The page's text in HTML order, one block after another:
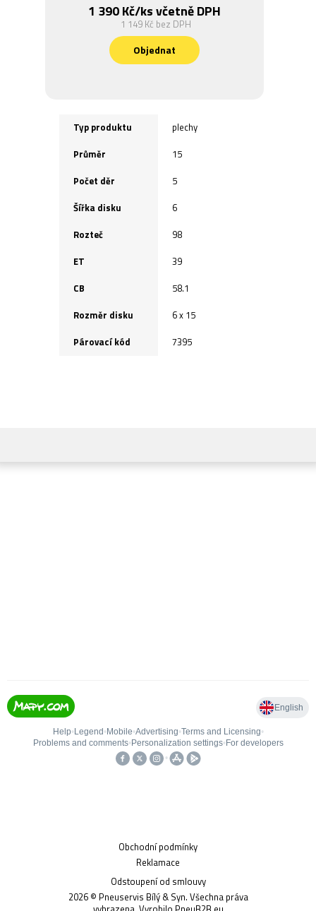
1 390 Kč/ks včetně DPH
1 149 Kč bez DPH
Objednat
Typ produktu
plechy
Průměr
15
Počet děr
5
Šířka disku
6
Rozteč
98
ET
39
CB
58.1
Rozměr disku
6 x 15
Párovací kód
7395
Obchodní podmínky
Reklamace
Odstoupení od smlouvy
2026© Pneuservis Bílý & Syn. Všechna práva